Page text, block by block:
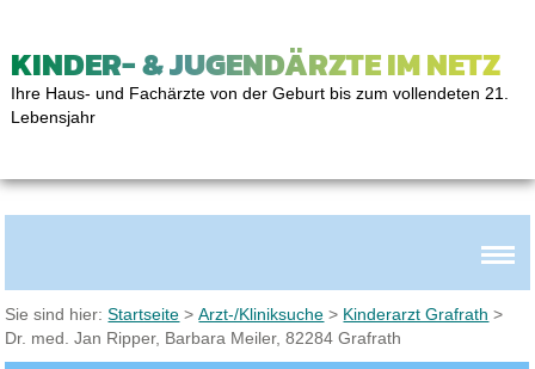
KINDER- & JUGENDÄRZTE IM NETZ
Ihre Haus- und Fachärzte von der Geburt bis zum vollendeten 21.
Lebensjahr
Sie sind hier:Startseite >Arzt-/Kliniksuche > Kinderarzt Grafrath >
Dr. med. Jan Ripper, Barbara Meiler, 82284 Grafrath